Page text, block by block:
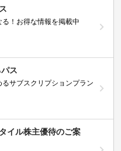
！お得な情報を掲載中
ス
サブスクリプションプラン
イル株主優待のご案